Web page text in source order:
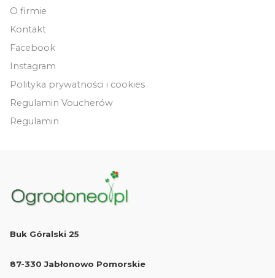
O firmie
Kontakt
Facebook
Instagram
Polityka prywatności i cookies
Regulamin Voucherów
Regulamin
Buk Góralski 25
87-330 Jabłonowo Pomorskie